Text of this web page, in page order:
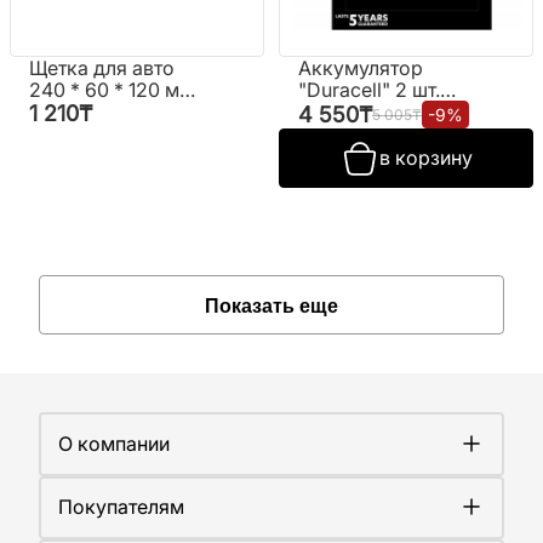
Щетка для авто
240 * 60 * 120 мм.
"Saturn"
1 210₸
Аккумулятор
"Duracell" 2 шт.
№AAA 900mAh
mon
4 550₸5 005₸ -9%
в корзину
Показать еще
О компании
Работа у нас
Сертификаты
Покупателям